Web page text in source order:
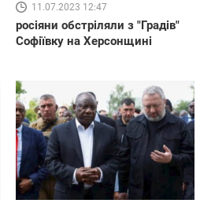
11.07.2023 12:47
росіяни обстріляли з "Градів"
Софіївку на Херсонщині